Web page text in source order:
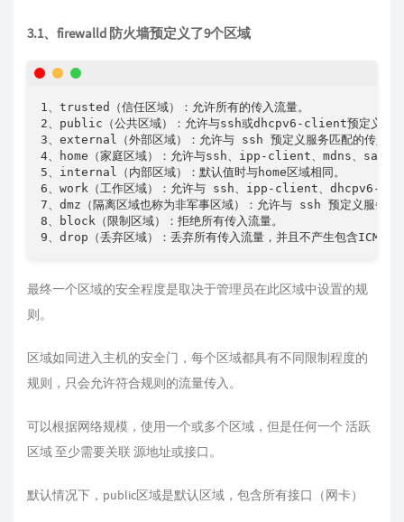
3.1、firewalld 防火墙预定义了9个区域
1、trusted（信任区域）：允许所有的传入流量。
2、public（公共区域）：允许与ssh或dhcpv6-client预定义服务
3、external（外部区域）：允许与 ssh 预定义服务匹配的传入流
4、home（家庭区域）：允许与ssh、ipp-client、mdns、
5、internal（内部区域）：默认值时与home区域相同。
6、work（工作区域）：允许与 ssh、ipp-client、dhcpv6-
7、dmz（隔离区域也称为非军事区域）：允许与 ssh 预定义服务匹
8、block（限制区域）：拒绝所有传入流量。
9、drop（丢弃区域）：丢弃所有传入流量，并且不产生包含ICMP的
最终一个区域的安全程度是取决于管理员在此区域中设置的规
则。
区域如同进入主机的安全门，每个区域都具有不同限制程度的
规则，只会允许符合规则的流量传入。
可以根据网络规模，使用一个或多个区域，但是任何一个 活跃
区域 至少需要关联 源地址或接口。
默认情况下，public区域是默认区域，包含所有接口（网卡）